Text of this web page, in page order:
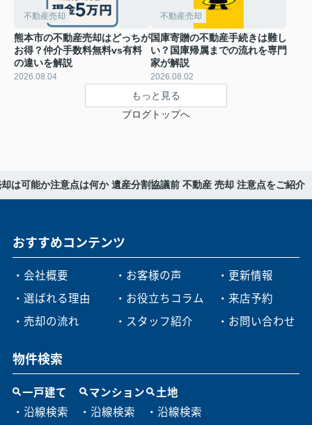
不動産売却
熊本市の不動産売却はどっちが
お得？仲介手数料無料vs有料
の違いを解説
2026.08.04
不動産売却
国庫寄贈の不動産手続きは難し
い？国庫帰属までの流れを専門
家が解説
2026.08.02
もっと見る
ブログトップへ
は可能か注意点は何か 遺産分割協議前 不動産 売却 注意点をご紹介
おすすめコンテンツ
・会社概要
・選ばれる理由
・売却の流れ
・お客様の声
・お役立ちコラム
・スタッフ紹介
・更新情報
・来店予約
・お問い合わせ
物件検索
一戸建て
・沿線検索
マンション
・沿線検索
土地
・沿線検索